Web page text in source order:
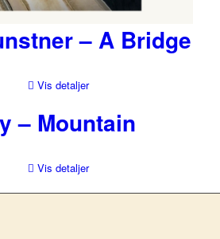
– A Bridge
Vis detaljer
– Mountain
Vis detaljer